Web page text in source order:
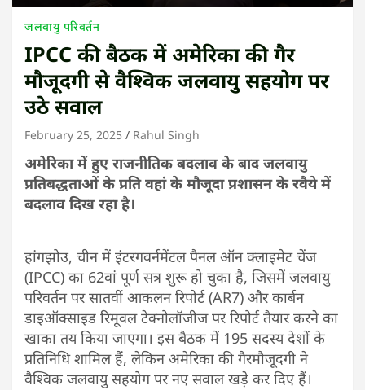
जलवायु परिवर्तन
IPCC की बैठक में अमेरिका की गैर
मौजूदगी से वैश्विक जलवायु सहयोग पर
उठे सवाल
February 25, 2025 Rahul Singh
अमेरिका में हुए राजनीतिक बदलाव के बाद जलवायु
प्रतिबद्धताओं के प्रति वहां के मौजूदा प्रशासन के रवैये में
बदलाव दिख रहा है।
हांगझोउ, चीन में इंटरगवर्नमेंटल पैनल ऑन क्लाइमेट चेंज
(IPCC) का 62वां पूर्ण सत्र शुरू हो चुका है, जिसमें जलवायु
परिवर्तन पर सातवीं आकलन रिपोर्ट (AR7) और कार्बन
डाइऑक्साइड रिमूवल टेक्नोलॉजीज पर रिपोर्ट तैयार करने का
खाका तय किया जाएगा। इस बैठक में 195 सदस्य देशों के
प्रतिनिधि शामिल हैं, लेकिन अमेरिका की गैरमौजूदगी ने
वैश्विक जलवायु सहयोग पर नए सवाल खड़े कर दिए हैं।